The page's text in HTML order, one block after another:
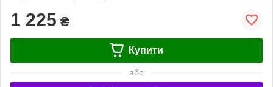
1 225 ₴
Купити
або